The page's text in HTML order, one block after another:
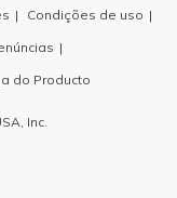
Condições de uso
do Producto
Inc.